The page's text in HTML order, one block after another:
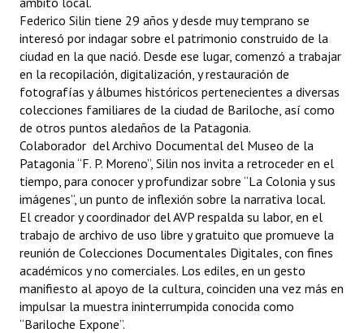
Actas de Audiencias Públicas
NORMATIVA
Comunicaciones
Declaraciones
Resoluciones
Resoluciones de Presidencia
INSTITUCIONAL
Antiguos Pobladores
Noticias Destacadas
Federico Silin tiene 29 años y desde muy temprano se
interesó por indagar sobre el patrimonio construido de la
ciudad en la que nació. Desde ese lugar, comenzó a trabajar
en la recopilación, digitalización, y restauración de
fotografías y álbumes históricos pertenecientes a diversas
colecciones familiares de la ciudad de Bariloche, así como
de otros puntos aledaños de la Patagonia.
Colaborador del Archivo Documental del Museo de la
Patagonia “F. P. Moreno”, Silin nos invita a retroceder en el
tiempo, para conocer y profundizar sobre “La Colonia y sus
imágenes”, un punto de inflexión sobre la narrativa local.
El creador y coordinador del AVP respalda su labor, en el
trabajo de archivo de uso libre y gratuito que promueve la
reunión de Colecciones Documentales Digitales, con fines
académicos y no comerciales. Los ediles, en un gesto
manifiesto al apoyo de la cultura, coinciden una vez más en
impulsar la muestra ininterrumpida conocida como
“Bariloche Expone”.